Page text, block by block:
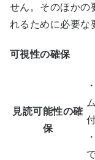
せん。そのほかの
れるために必要な
可視性の確保
見読可能性の確
保